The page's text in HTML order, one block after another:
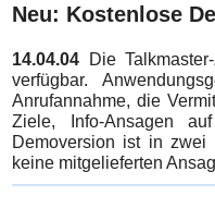
Neu: Kostenlose
14.04.04 Die
verfügbar.
Anrufannahme, die
Ziele, Info-Ansagen
Demoversion ist in zwei
keine mitgelieferten